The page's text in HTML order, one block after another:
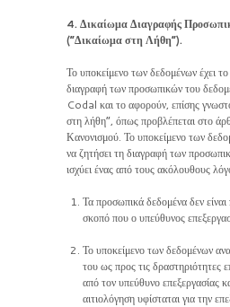
4. Δικαίωμα Διαγραφής
(“Δικαίωμα στη Λήθη”).
Το υποκείμενο των δεδομένων έχει
διαγραφή των προσωπικών του
Codal και το αφορούν, επίσης
στη λήθη”, όπως προβλέπεται στο
Κανονισμού. Το υποκείμενο των
να ζητήσει τη διαγραφή των
ισχύει ένας από τους ακόλουθους
Τα προσωπικά δεδομένα δεν
σκοπό που ο υπεύθυνος
Το υποκείμενο των δεδομένων
του ως προς τις δραστηριότητες
από τον υπεύθυνο επεξεργασίας
αιτιολόγηση υφίσταται για την